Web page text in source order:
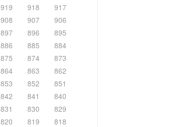
919 918
917
908 907
906
897 896
895
886 885
884
875 874
873
864 863
862
853 852
851
842 841
840
831 830
829
820 819
818